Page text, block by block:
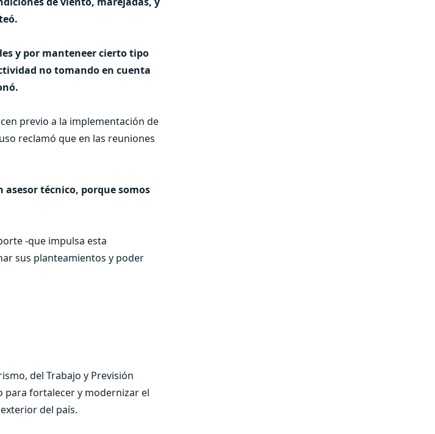
y por manteneer cierto tipo
no tomando en cuenta
previo a la implementación de
reclamó que en las reuniones
asesor técnico, porque somos
-que impulsa esta
sus planteamientos y poder
del Trabajo y Previsión
para fortalecer y modernizar el
del país.